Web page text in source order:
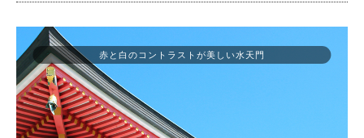
赤と白のコントラストが美しい水天門